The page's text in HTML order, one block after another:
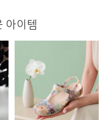
아이템